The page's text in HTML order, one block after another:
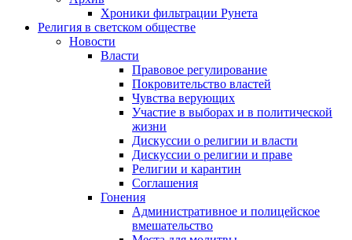
Хроники фильтрации Рунета
Религия в светском обществе
Новости
Власти
Правовое регулирование
Покровительство властей
Чувства верующих
Участие в выборах и в политической
жизни
Дискуссии о религии и власти
Дискуссии о религии и праве
Религии и карантин
Соглашения
Гонения
Административное и полицейское
вмешательство